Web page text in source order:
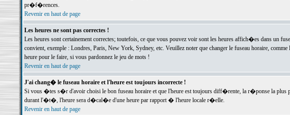
pr�f�rences.
Revenir en haut de page
Les heures ne sont pas correctes !
Les heures sont certainement correctes; toutefois, ce que vous pouvez voir sont les heures affich�es dans
convient, exemple : Londres, Paris, New York, Sydney, etc. Veuillez noter que changer le fuseau horaire,
heure pour le faire, si vous pardonnez le jeu de mots !
Revenir en haut de page
J'ai chang� le fuseau horaire et l'heure est toujours incorrecte !
Si vous �tes s�r d'avoir choisi le bon fuseau horaire et que l'heure est toujours diff�rente, la r�ponse la
durant l'�t�, l'heure sera d�cal�e d'une heure par rapport � l'heure locale r�elle.
Revenir en haut de page